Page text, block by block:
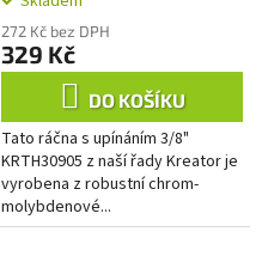
272 Kč bez DPH
329 Kč
DO KOŠÍKU
Tato ráčna s upínáním 3/8"
KRTH30905 z naší řady Kreator je
vyrobena z robustní chrom-
molybdenové...